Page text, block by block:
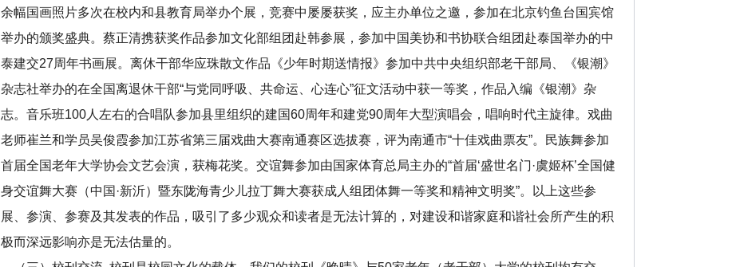
余幅国画照片多次在校内和县教育局举办个展，竞赛中屡屡获奖，应主办单位之邀，参加在北京钓鱼台国宾馆
举办的颁奖盛典。蔡正清携获奖作品参加文化部组团赴韩参展，参加中国美协和书协联合组团赴泰国举办的中
泰建交27周年书画展。离休干部华应珠散文作品《少年时期送情报》参加中共中央组织部老干部局、《银潮》
杂志社举办的在全国离退休干部“与党同呼吸、共命运、心连心”征文活动中获一等奖，作品入编《银潮》杂
志。音乐班100人左右的合唱队参加县里组织的建国60周年和建党90周年大型演唱会，唱响时代主旋律。戏曲
老师崔兰和学员吴俊霞参加江苏省第三届戏曲大赛南通赛区选拔赛，评为南通市“十佳戏曲票友”。民族舞参加
首届全国老年大学协会文艺会演，获梅花奖。交谊舞参加由国家体育总局主办的“首届‘盛世名门·虞姬杯’全国健
身交谊舞大赛（中国·新沂）暨东陇海青少儿拉丁舞大赛获成人组团体舞一等奖和精神文明奖”。以上这些参
展、参演、参赛及其发表的作品，吸引了多少观众和读者是无法计算的，对建设和谐家庭和谐社会所产生的积
极而深远影响亦是无法估量的。